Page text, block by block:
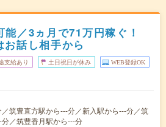
／3ヵ月で71万円稼ぐ！
話し相手から
支給あり 土日祝日が休み WEB登録OK
筑豊直方駅から---分／新入駅から---分／筑
／筑豊香月駅から---分